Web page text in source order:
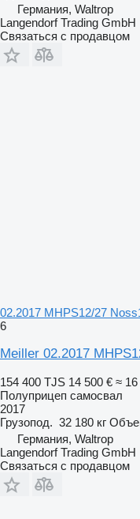
Германия, Waltrop
Langendorf Trading GmbH
Связаться с продавцом
02.2017 MHPS12/27
6
Meiller 02.2017
154 400 TJS 14 500 € ≈
Полуприцеп самосвал
2017
Грузопод. 32 180 кг
Германия, Waltrop
Langendorf Trading GmbH
Связаться с продавцом